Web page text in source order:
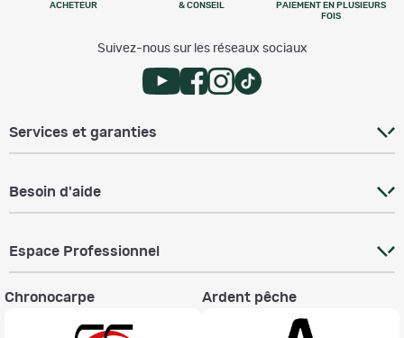
ACHETEUR
& CONSEIL
PAIEMENT EN PLUSIEURS
FOIS
Suivez-nous sur les réseaux sociaux
Services et garanties
Besoin d'aide
Espace Professionnel
Chronocarpe Ardent pêche